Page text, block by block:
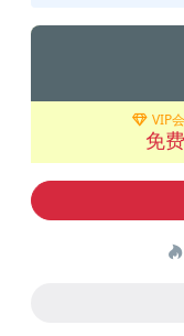
VIP
免费